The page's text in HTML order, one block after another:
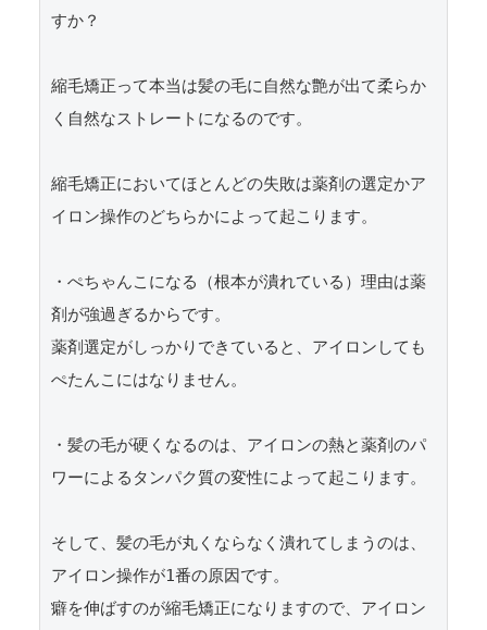
すか？
縮毛矯正って本当は髪の毛に自然な艶が出て柔らか
く自然なストレートになるのです。
縮毛矯正においてほとんどの失敗は薬剤の選定かア
イロン操作のどちらかによって起こります。
・ぺちゃんこになる（根本が潰れている）理由は薬
剤が強過ぎるからです。
薬剤選定がしっかりできていると、アイロンしても
ぺたんこにはなりません。
・髪の毛が硬くなるのは、アイロンの熱と薬剤のパ
ワーによるタンパク質の変性によって起こります。
そして、髪の毛が丸くならなく潰れてしまうのは、
アイロン操作が1番の原因です。
癖を伸ばすのが縮毛矯正になりますので、アイロン